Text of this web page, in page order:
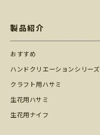
製品紹介
おすすめ
ハンドクリエーションシリーズ
クラフト用ハサミ
生花用ハサミ
生花用ナイフ